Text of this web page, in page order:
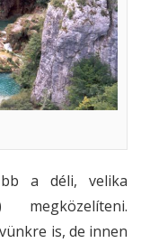
a déli, velika
is, de innen